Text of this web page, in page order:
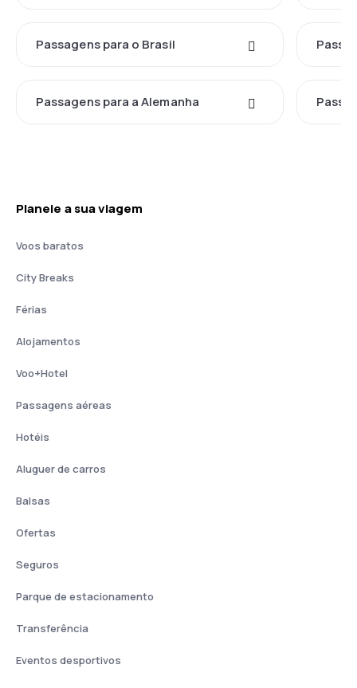
Passagens para o Brasil
Passagens para a Alemanha
Planeie a sua viagem
Voos baratos
City Breaks
Férias
Alojamentos
Voo+Hotel
Passagens aéreas
Hotéis
Aluguer de carros
Balsas
Ofertas
Seguros
Parque de estacionamento
Transferência
Eventos desportivos